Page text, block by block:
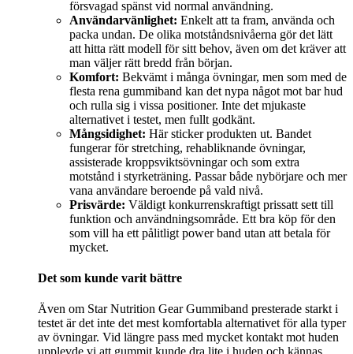
försvagad spänst vid normal användning.
Användarvänlighet: Enkelt att ta fram, använda och
packa undan. De olika motståndsnivåerna gör det lätt
att hitta rätt modell för sitt behov, även om det kräver att
man väljer rätt bredd från början.
Komfort: Bekvämt i många övningar, men som med de
flesta rena gummiband kan det nypa något mot bar hud
och rulla sig i vissa positioner. Inte det mjukaste
alternativet i testet, men fullt godkänt.
Mångsidighet: Här sticker produkten ut. Bandet
fungerar för stretching, rehabliknande övningar,
assisterade kroppsviktsövningar och som extra
motstånd i styrketräning. Passar både nybörjare och mer
vana användare beroende på vald nivå.
Prisvärde: Väldigt konkurrenskraftigt prissatt sett till
funktion och användningsområde. Ett bra köp för den
som vill ha ett pålitligt power band utan att betala för
mycket.
Det som kunde varit bättre
Även om Star Nutrition Gear Gummiband presterade starkt i
testet är det inte det mest komfortabla alternativet för alla typer
av övningar. Vid längre pass med mycket kontakt mot huden